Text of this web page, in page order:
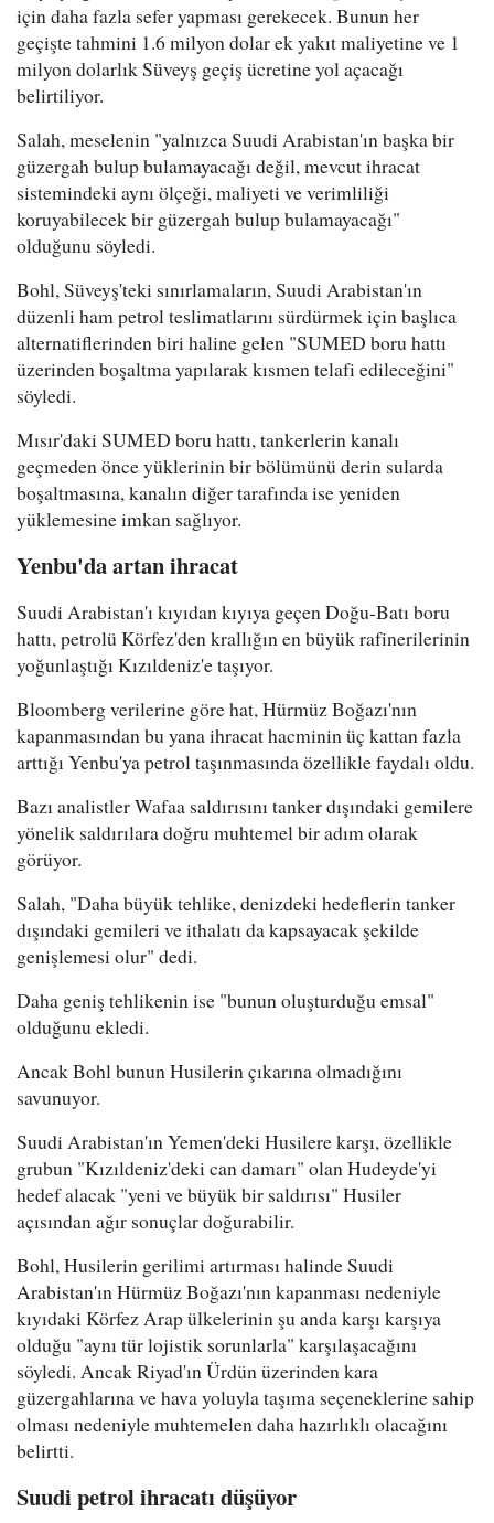
için daha fazla sefer yapması gerekecek. Bunun her
geçişte tahmini 1.6 milyon dolar ek yakıt maliyetine ve 1
milyon dolarlık Süveyş geçiş ücretine yol açacağı
belirtiliyor.
Salah, meselenin "yalnızca Suudi Arabistan'ın başka bir
güzergah bulup bulamayacağı değil, mevcut ihracat
sistemindeki aynı ölçeği, maliyeti ve verimliliği
koruyabilecek bir güzergah bulup bulamayacağı"
olduğunu söyledi.
Bohl, Süveyş'teki sınırlamaların, Suudi Arabistan'ın
düzenli ham petrol teslimatlarını sürdürmek için başlıca
alternatiflerinden biri haline gelen "SUMED boru hattı
üzerinden boşaltma yapılarak kısmen telafi edileceğini"
söyledi.
Mısır'daki SUMED boru hattı, tankerlerin kanalı
geçmeden önce yüklerinin bir bölümünü derin sularda
boşaltmasına, kanalın diğer tarafında ise yeniden
yüklemesine imkan sağlıyor.
Yenbu'da artan ihracat
Suudi Arabistan'ı kıyıdan kıyıya geçen Doğu-Batı boru
hattı, petrolü Körfez'den krallığın en büyük rafinerilerinin
yoğunlaştığı Kızıldeniz'e taşıyor.
Bloomberg verilerine göre hat, Hürmüz Boğazı'nın
kapanmasından bu yana ihracat hacminin üç kattan fazla
arttığı Yenbu'ya petrol taşınmasında özellikle faydalı oldu.
Bazı analistler Wafaa saldırısını tanker dışındaki gemilere
yönelik saldırılara doğru muhtemel bir adım olarak
görüyor.
Salah, "Daha büyük tehlike, denizdeki hedeflerin tanker
dışındaki gemileri ve ithalatı da kapsayacak şekilde
genişlemesi olur" dedi.
Daha geniş tehlikenin ise "bunun oluşturduğu emsal"
olduğunu ekledi.
Ancak Bohl bunun Husilerin çıkarına olmadığını
savunuyor.
Suudi Arabistan'ın Yemen'deki Husilere karşı, özellikle
grubun "Kızıldeniz'deki can damarı" olan Hudeyde'yi
hedef alacak "yeni ve büyük bir saldırısı" Husiler
açısından ağır sonuçlar doğurabilir.
Bohl, Husilerin gerilimi artırması halinde Suudi
Arabistan'ın Hürmüz Boğazı'nın kapanması nedeniyle
kıyıdaki Körfez Arap ülkelerinin şu anda karşı karşıya
olduğu "aynı tür lojistik sorunlarla" karşılaşacağını
söyledi. Ancak Riyad'ın Ürdün üzerinden kara
güzergahlarına ve hava yoluyla taşıma seçeneklerine sahip
olması nedeniyle muhtemelen daha hazırlıklı olacağını
belirtti.
Suudi petrol ihracatı düşüyor